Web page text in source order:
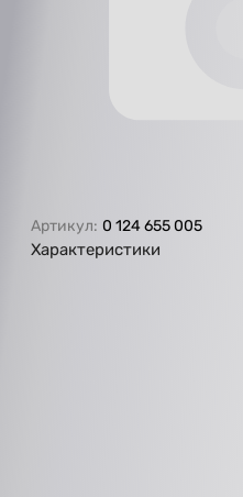
Артикул: 0 124 655 005
Характеристики